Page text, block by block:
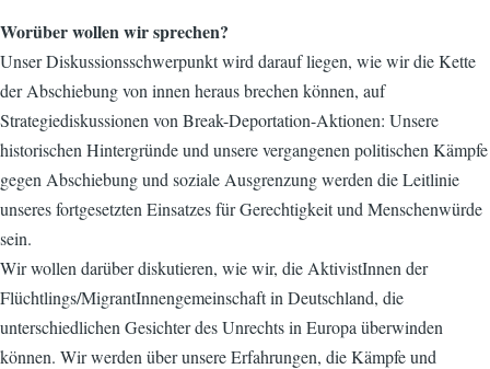
Worüber wollen wir sprechen?
Unser Diskussionsschwerpunkt wird darauf liegen, wie wir die Kette
der Abschiebung von innen heraus brechen können, auf
Strategiediskussionen von Break-Deportation-Aktionen: Unsere
historischen Hintergründe und unsere vergangenen politischen Kämpfe
gegen Abschiebung und soziale Ausgrenzung werden die Leitlinie
unseres fortgesetzten Einsatzes für Gerechtigkeit und Menschenwürde
sein.
Wir wollen darüber diskutieren, wie wir, die AktivistInnen der
Flüchtlings/MigrantInnengemeinschaft in Deutschland, die
unterschiedlichen Gesichter des Unrechts in Europa überwinden
können. Wir werden über unsere Erfahrungen, die Kämpfe und